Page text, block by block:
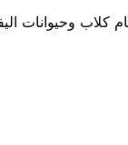
اليفة موديل 105 ماركة